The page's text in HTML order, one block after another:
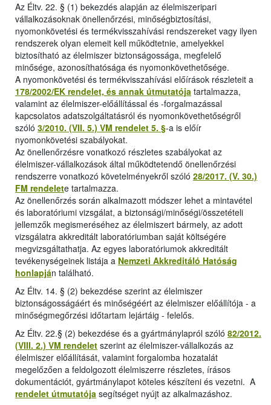
Az Éltv. 22. § (1) bekezdés alapján az élelmiszeripari
vállalkozásoknak önellenőrzési, minőségbiztosítási,
nyomonkövetési és termékvisszahívási rendszereket vagy ilyen
rendszerek olyan elemeit kell működtetnie, amelyekkel
biztosítható az élelmiszer biztonságossága, megfelelő
minősége, azonosíthatósága és nyomonkövethetősége.
A nyomonkövetési és termékvisszahívási előírások részleteit a
178/2002/EK rendelet, és annak útmutatója tartalmazza,
valamint az élelmiszer-előállítással és -forgalmazással
kapcsolatos adatszolgáltatásról és nyomonkövethetőségről
szóló 3/2010. (VII. 5.) VM rendelet 5. §-a is előír
nyomonkövetési szabályokat.
Az önellenőrzésre vonatkozó részletes szabályokat az
élelmiszer-vállalkozások által működtetendő önellenőrzési
rendszerre vonatkozó követelményekről szóló 28/2017. (V. 30.)
FM rendelete tartalmazza.
Az önellenőrzés során alkalmazott módszer lehet a mintavétel
és laboratóriumi vizsgálat, a biztonsági/minőségi/összetételi
jellemzők megismeréséhez az élelmiszert bármely, az adott
vizsgálatra akkreditált laboratóriumban saját költségére
megvizsgáltathatja. Az egyes laboratóriumok akkreditált
tevékenységeinek listája a Nemzeti Akkreditáló Hatóság
honlapján található.
Az Éltv. 14. § (2) bekezdése szerint az élelmiszer
biztonságosságáért és minőségéért az élelmiszer előállítója - a
minőségmegőrzési időtartam lejártáig - felelős.
Az Éltv. 22.§ (2) bekezdése és a gyártmánylapról szóló 82/2012.
(VIII. 2.) VM rendelet szerint az élelmiszer-vállalkozás az
élelmiszer előállítását, valamint forgalomba hozatalát
megelőzően a feldolgozott élelmiszerre részletes, írásos
dokumentációt, gyártmánylapot köteles készíteni és vezetni. A
rendelet útmutatója segítséget nyújt az alkalmazáshoz.